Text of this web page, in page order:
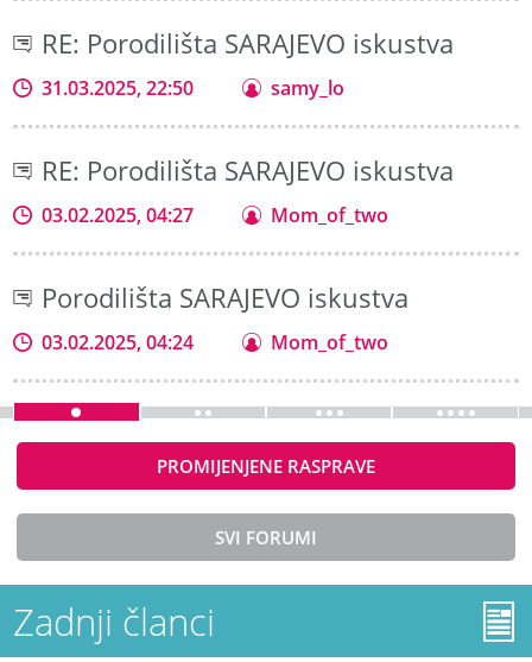
RE: Porodilišta SARAJEVO iskustva
31.03.2025, 22:50 samy_lo
RE: Porodilišta SARAJEVO iskustva
03.02.2025, 04:27 Mom_of_two
Porodilišta SARAJEVO iskustva
03.02.2025, 04:24 Mom_of_two
PROMIJENJENE RASPRAVE
SVI FORUMI
Zadnji članci